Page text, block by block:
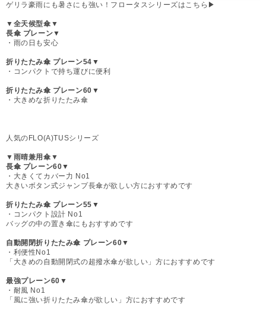
ゲリラ豪雨にも暑さにも強い！フロータスシリーズはこちら▶︎
▼全天候型傘▼
長傘 プレーン▼
・雨の日も安心
折りたたみ傘 プレーン54▼
・コンパクトで持ち運びに便利
折りたたみ傘 プレーン60▼
・大きめな折りたたみ傘
人気のFLO(A)TUSシリーズ
▼雨晴兼用傘▼
長傘 プレーン60▼
・大きくてカバー力 No1
大きいボタン式ジャンプ長傘が欲しい方におすすめです
折りたたみ傘 プレーン55▼
・コンパクト設計 No1
バッグの中の置き傘にもおすすめです
自動開閉折りたたみ傘 プレーン60▼
・利便性No1
「大きめの自動開閉式の超撥水傘が欲しい」方におすすめです
最強プレーン60▼
・耐風 No1
「風に強い折りたたみ傘が欲しい」方におすすめです